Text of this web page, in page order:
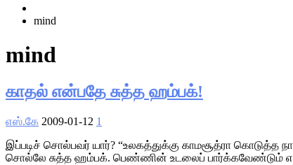
mind
mind
காதல் என்பதே சுத்த ஹம்பக்!
எஸ்.கே 2009-01-12 1
இப்படிச் சொல்பவர் யார்? “உலகத்துக்கு காமசூத்ரா கொடுத்த
சொல்லே சுத்த ஹம்பக். பெண்ணின் உடலைப் பார்க்கவேண்டும்